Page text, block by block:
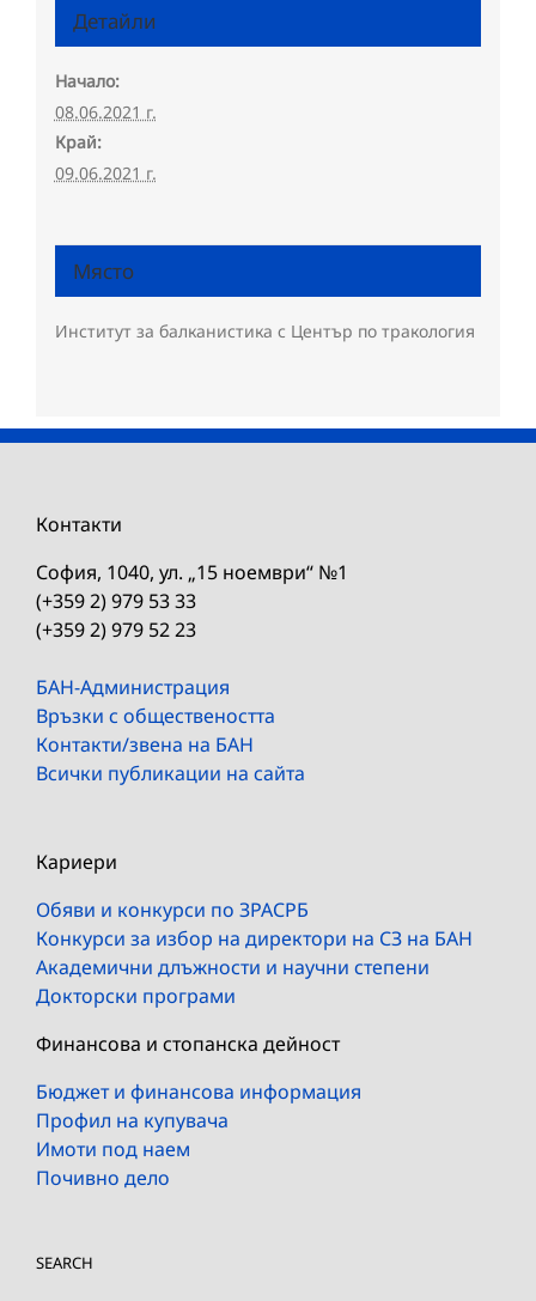
Детайли
Начало:
08.06.2021 г.
Край:
09.06.2021 г.
Място
Институт за балканистика с Център по тракология
Контакти
София, 1040, ул. „15 ноември“ №1
(+359 2) 979 53 33
(+359 2) 979 52 23
БАН-Администрация
Връзки с обществеността
Контакти/звена на БАН
Всички публикации на сайта
Кариери
Обяви и конкурси по ЗРАСРБ
Конкурси за избор на директори на СЗ на БАН
Академични длъжности и научни степени
Докторски програми
Финансова и стопанска дейност
Бюджет и финансова информация
Профил на купувача
Имоти под наем
Почивно дело
SEARCH